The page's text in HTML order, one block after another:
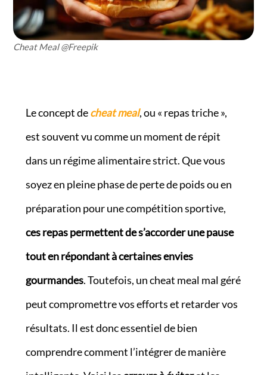
Cheat Meal @Freepik
Le concept decheat meal, ou « repas triche »,
est souvent vu comme un moment de répit
dans un régime alimentaire strict. Que vous
soyez en pleine phase de perte de poids ou en
préparation pour une compétition sportive,
ces repas permettent de s’accorder une pause
tout en répondant à certaines envies
gourmandes. Toutefois, un cheat meal mal géré
peut compromettre vos efforts et retarder vos
résultats. Il est donc essentiel de bien
comprendre comment l’intégrer de manière